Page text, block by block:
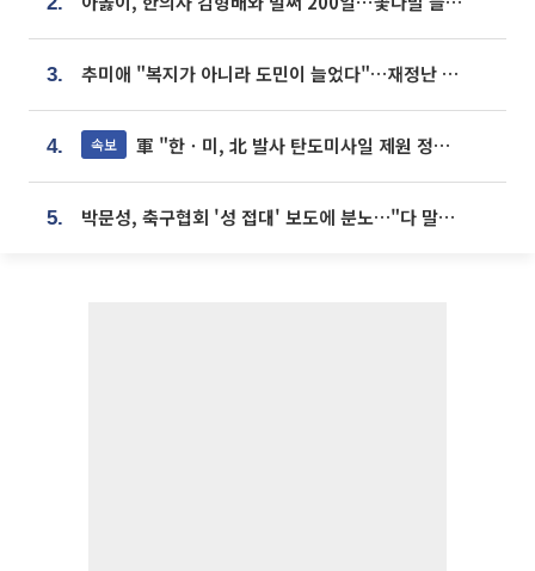
3. 추미애 "복지가 아니라 도민이 늘었다"…재정난 책임론 정면돌파
4. 속보 軍 "한ㆍ미, 北 발사 탄도미사일 제원 정밀분석 중"
5. 박문성, 축구협회 '성 접대' 보도에 분노…"다 말아먹으려고 작정했나"